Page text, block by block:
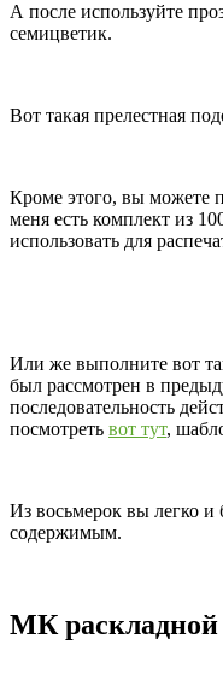
А после используйте
семицветик.
Вот такая прелестная
Кроме этого, вы можете
меня есть комплект из
использовать для
Или же выполните вот
был рассмотрен в
последовательность
посмотреть вот тут,
Из восьмерок вы легко и
содержимым.
МК